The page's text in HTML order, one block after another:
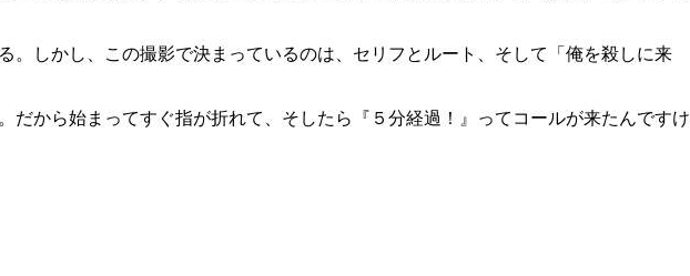
しかし、この撮影で決まっているのは、セリフとルート、そして「俺を殺しに来
から始まってすぐ指が折れて、そしたら『５分経過！』ってコールが来たんですけ